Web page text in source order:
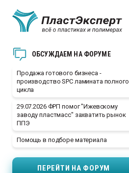
ОБСУЖДАЕМ НА ФОРУМЕ
Продажа готового бизнеса -
производство SPC ламината полного
цикла
29.07.2026 ФРП помог "Ижевскому
заводу пластмасс" захватить рынок
ППЭ
Помощь в подборе материала
ПЕРЕЙТИ НА ФОРУМ